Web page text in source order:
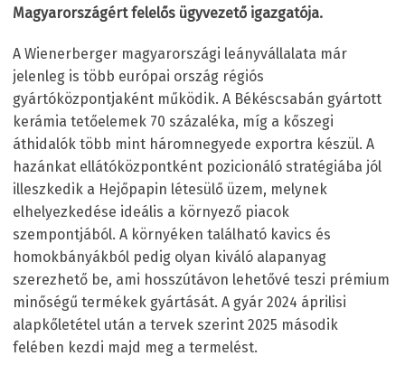
Magyarországért felelős ügyvezető igazgatója.
A Wienerberger magyarországi leányvállalata már
jelenleg is több európai ország régiós
gyártóközpontjaként működik. A Békéscsabán gyártott
kerámia tetőelemek 70 százaléka, míg a kőszegi
áthidalók több mint háromnegyede exportra készül. A
hazánkat ellátóközpontként pozicionáló stratégiába jól
illeszkedik a Hejőpapin létesülő üzem, melynek
elhelyezkedése ideális a környező piacok
szempontjából. A környéken található kavics és
homokbányákból pedig olyan kiváló alapanyag
szerezhető be, ami hosszútávon lehetővé teszi prémium
minőségű termékek gyártását. A gyár 2024 áprilisi
alapkőletétel után a tervek szerint 2025 második
felében kezdi majd meg a termelést.